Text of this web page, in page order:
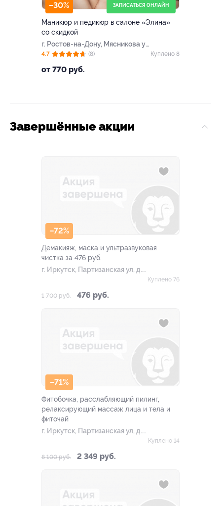
–30% ЗАПИСАТЬСЯ ОНЛАЙН
Маникюр и педикюр в салоне «Элина»
со скидкой
г. Ростов-на-Дону, Мясникова ул,
д. 51
от 770 руб.
4.7 (8) Куплено 8
Завершённые акции
–72%
Демакияж, маска и ультразвуковая
чистка за 476 руб.
г. Иркутск, Партизанская ул, д.
1 700 руб. 476 руб.
Куплено 76
–71%
Фитобочка, расслабляющий пилинг,
релаксирующий массаж лица и тела и
фиточай
г. Иркутск, Партизанская ул, д.
8 100 руб. 2 349 руб.
Куплено 14